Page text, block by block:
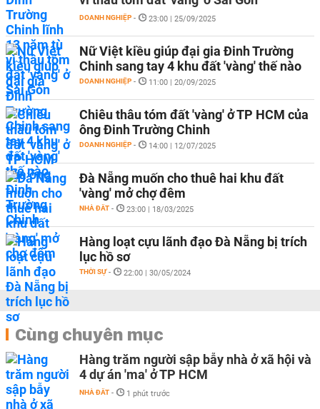
DOANH NGHIỆP - 23:00 | 25/09/2025
Nữ Việt kiều giúp đại gia Đinh Trường
Chinh sang tay 4 khu đất 'vàng' thế nào
DOANH NGHIỆP - 11:00 | 20/09/2025
Chiêu thâu tóm đất 'vàng' ở TP HCM của
ông Đinh Trường Chinh
DOANH NGHIỆP - 14:00 | 12/07/2025
Đà Nẵng muốn cho thuê hai khu đất
'vàng' mở chợ đêm
NHÀ ĐẤT - 23:00 | 18/03/2025
Hàng loạt cựu lãnh đạo Đà Nẵng bị trích
lục hồ sơ
THỜI SỰ - 22:00 | 30/05/2024
Cùng chuyên mục
Hàng trăm người sập bẫy nhà ở xã hội và
4 dự án 'ma' ở TP HCM
NHÀ ĐẤT - 1 phút trước